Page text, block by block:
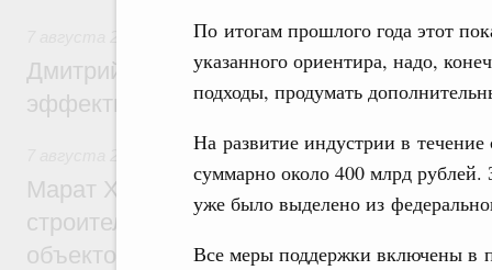
По итогам прошлого года этот
указанного ориентира, надо,
подходы, продумать
На развитие индустрии в
суммарно около 400 млрд
уже было выделено из
Все меры поддержки включены в
Развитие сельских территорий
Дмитрий Патрушев: Синхронизация
эффективность поддержки сельских
Экономика городов. Городская среда
Марат Хуснуллин: «Единый заказчик»
строительство и реконструкцию более
объектов